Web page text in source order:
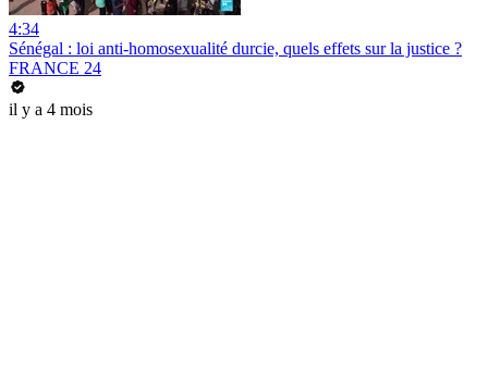
4:34
Sénégal : loi anti-homosexualité durcie, quels effets sur la justice ?
FRANCE 24
il y a 4 mois